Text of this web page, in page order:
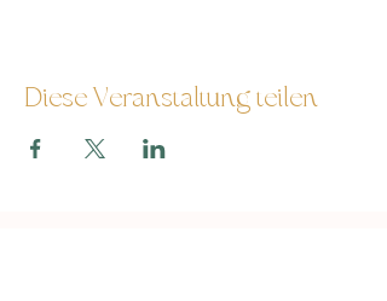
Diese Veranstaltung teilen